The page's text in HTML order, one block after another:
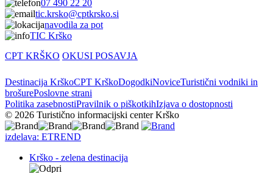
07 490 22 20
tic.krsko@cptkrsko.si
navodila za pot
TIC Krško
CPT KRŠKO OKUSI POSAVJA
Destinacija KrškoCPT KrškoDogodkiNoviceTuristični vodniki in
brošurePoslovne strani
Politika zasebnostiPravilnik o piškotkihIzjava o dostopnosti
© 2026 Turistično informacijski center Krško
izdelava: ETREND
Krško - zelena destinacija